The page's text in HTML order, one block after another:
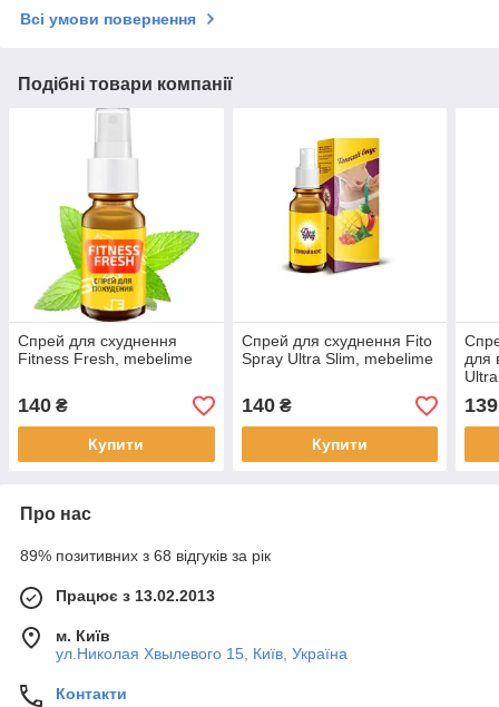
Всі умови повернення
Подібні товари компанії
Спрей для схуднення
Fitness Fresh, mebelime
140 ₴
Купити
Спрей для схуднення Fito
Spray Ultra Slim, mebelime
140₴
Купити
для
139
Про нас
89% позитивних з 68 відгуків за рік
Працює з 13.02.2013
м. Київ
ул.Николая Хвылевого 15, Київ, Україна
Контакти